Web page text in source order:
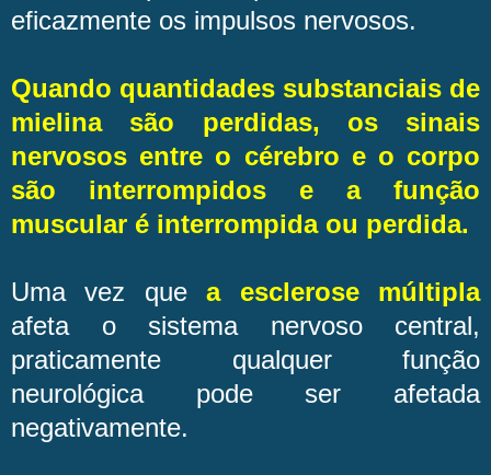
eficazmente os impulsos nervosos.
Quando quantidades substanciais de
mielina são perdidas, os sinais
nervosos entre o cérebro e o corpo
são interrompidos e a função
muscular é interrompida ou perdida.
Uma vez quea esclerose múltipla
afeta o sistema nervoso central,
praticamente qualquer função
neurológica pode ser afetada
negativamente.